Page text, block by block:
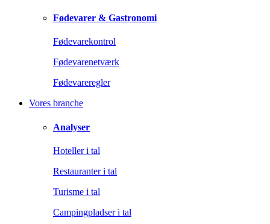
Fødevarer & Gastronomi
Fødevarekontrol
Fødevarenetværk
Fødevareregler
Vores branche
Analyser
Hoteller i tal
Restauranter i tal
Turisme i tal
Campingpladser i tal